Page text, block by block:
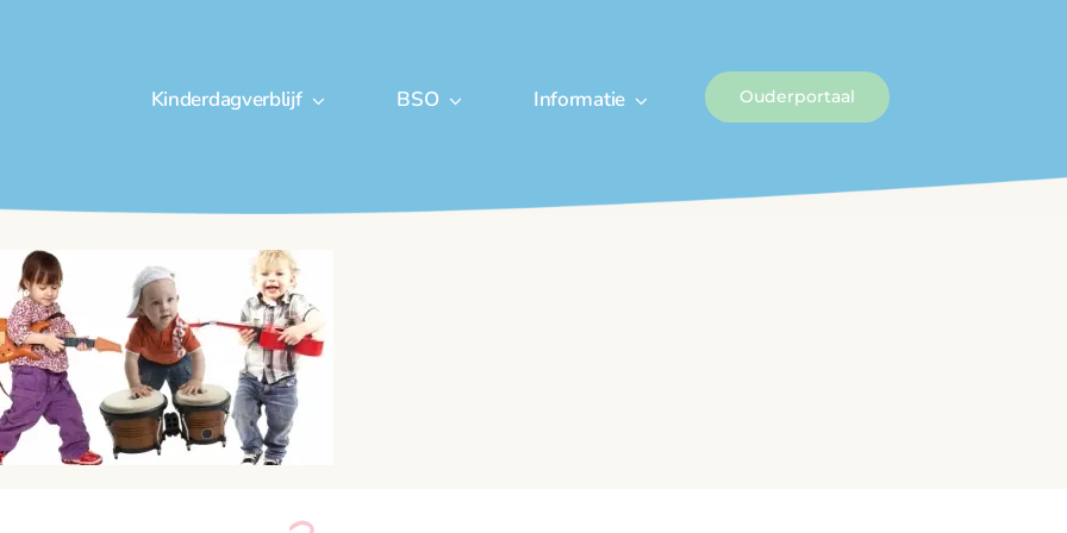
Kinderdagverblijf BSO Informatie Ouderportaal